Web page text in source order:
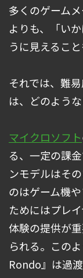
多くのゲーム
よりも、「い
うに見えるこ
それでは、難
は、どのよう
マイクロソフト
る、一定の課
ンモデルはそ
のはゲーム機
ためにはプレ
体験の提供が
られる。この
Rondo』は過